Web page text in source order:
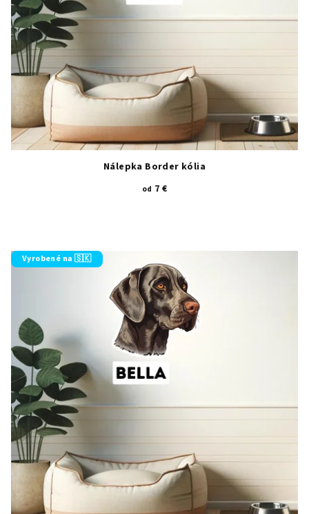
Nálepka Border kólia
od 7 €
Vyrobené na 🇸🇰